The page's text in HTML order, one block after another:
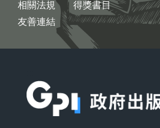
相關法規
友善連結
得獎書目